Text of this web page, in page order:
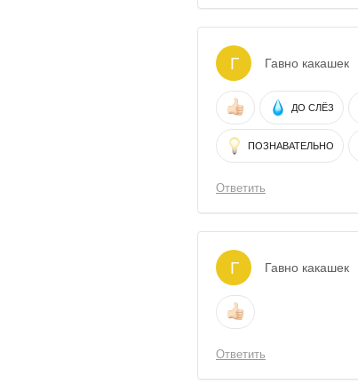
Г Гавно какашек
ДО СЛЁЗ
ПОЗНАВАТЕЛЬНО
Ответить
Г Гавно какашек
Ответить